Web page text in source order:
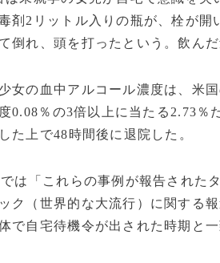
剤2リットル入りの瓶が、栓が
倒れ、頭を打ったという。飲ん
女の血中アルコール濃度は、米
0.08％の3倍以上に当たる2.73％
た上で48時間後に退院した。
は「これらの事例が報告された
ク（世界的な大流行）に関する
で自宅待機令が出された時期と